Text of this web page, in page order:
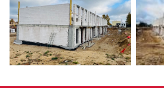
zdjęcie
zdjęcie